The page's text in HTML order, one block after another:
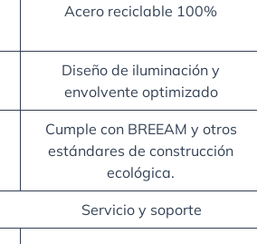
Acero reciclable 100%
Diseño de iluminación y
envolvente optimizado
Cumple con BREEAM y otros
estándares de construcción
ecológica.
Servicio y soporte